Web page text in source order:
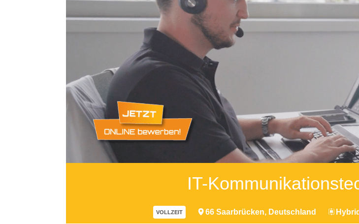
IT-
VOLLZEIT 66 Saarbrücken, Deutschland Hybrid